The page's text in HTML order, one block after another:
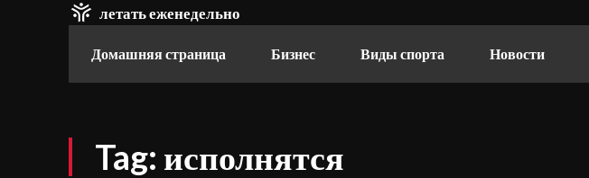
летать еженедельно
Домашняя страница Бизнес Виды спорта Новости
Tag: исполнятся